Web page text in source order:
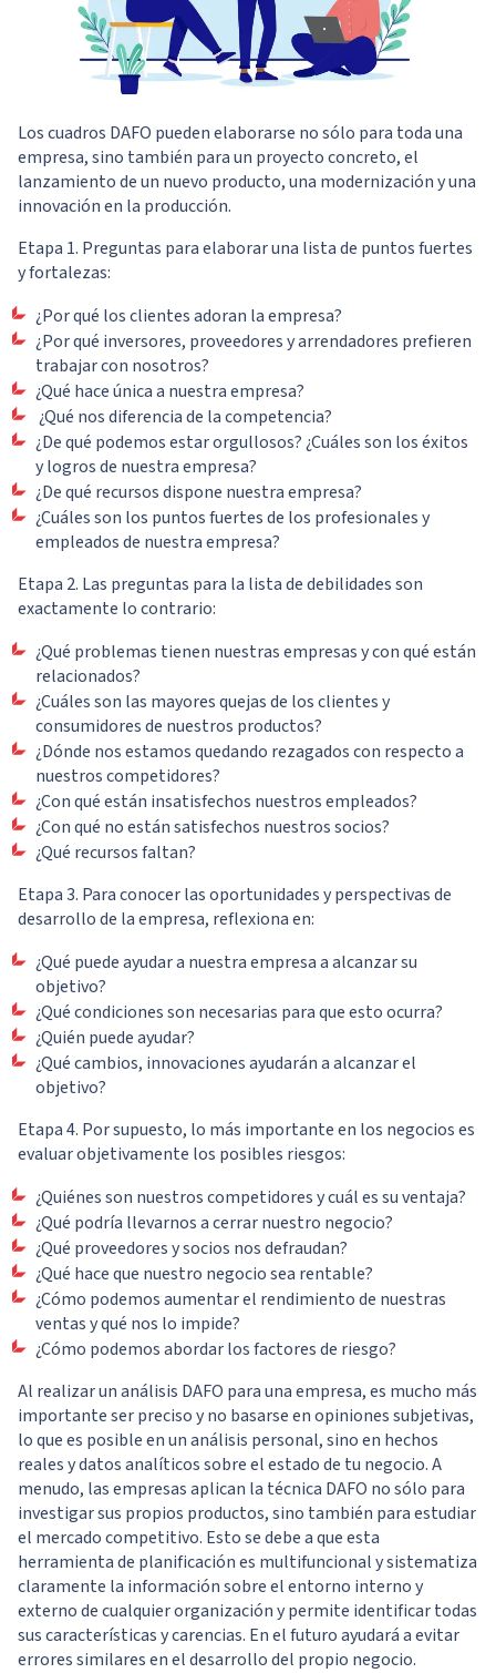
Los cuadros DAFO pueden elaborarse no sólo para toda una
empresa, sino también para un proyecto concreto, el
lanzamiento de un nuevo producto, una modernización y una
innovación en la producción.
Etapa 1. Preguntas para elaborar una lista de puntos fuertes
y fortalezas:
¿Por qué los clientes adoran la empresa?
¿Por qué inversores, proveedores y arrendadores prefieren
trabajar con nosotros?
¿Qué hace única a nuestra empresa?
¿Qué nos diferencia de la competencia?
¿De qué podemos estar orgullosos? ¿Cuáles son los éxitos
y logros de nuestra empresa?
¿De qué recursos dispone nuestra empresa?
¿Cuáles son los puntos fuertes de los profesionales y
empleados de nuestra empresa?
Etapa 2. Las preguntas para la lista de debilidades son
exactamente lo contrario:
¿Qué problemas tienen nuestras empresas y con qué están
relacionados?
¿Cuáles son las mayores quejas de los clientes y
consumidores de nuestros productos?
¿Dónde nos estamos quedando rezagados con respecto a
nuestros competidores?
¿Con qué están insatisfechos nuestros empleados?
¿Con qué no están satisfechos nuestros socios?
¿Qué recursos faltan?
Etapa 3. Para conocer las oportunidades y perspectivas de
desarrollo de la empresa, reflexiona en:
¿Qué puede ayudar a nuestra empresa a alcanzar su
objetivo?
¿Qué condiciones son necesarias para que esto ocurra?
¿Quién puede ayudar?
¿Qué cambios, innovaciones ayudarán a alcanzar el
objetivo?
Etapa 4. Por supuesto, lo más importante en los negocios es
evaluar objetivamente los posibles riesgos:
¿Quiénes son nuestros competidores y cuál es su ventaja?
¿Qué podría llevarnos a cerrar nuestro negocio?
¿Qué proveedores y socios nos defraudan?
¿Qué hace que nuestro negocio sea rentable?
¿Cómo podemos aumentar el rendimiento de nuestras
ventas y qué nos lo impide?
¿Cómo podemos abordar los factores de riesgo?
Al realizar un análisis DAFO para una empresa, es mucho más
importante ser preciso y no basarse en opiniones subjetivas,
lo que es posible en un análisis personal, sino en hechos
reales y datos analíticos sobre el estado de tu negocio. A
menudo, las empresas aplican la técnica DAFO no sólo para
investigar sus propios productos, sino también para estudiar
el mercado competitivo. Esto se debe a que esta
herramienta de planificación es multifuncional y sistematiza
claramente la información sobre el entorno interno y
externo de cualquier organización y permite identificar todas
sus características y carencias. En el futuro ayudará a evitar
errores similares en el desarrollo del propio negocio.